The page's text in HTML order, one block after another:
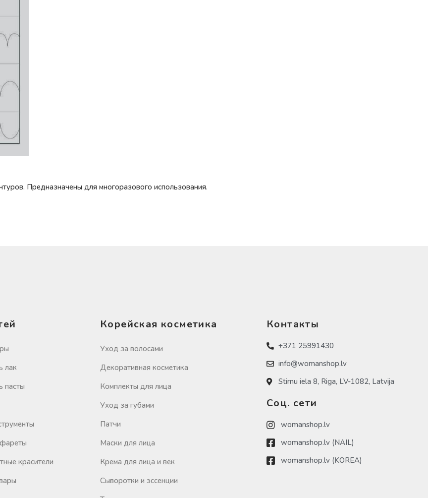
Предназначены для многоразового использования.
лак
пасты
красители
Корейская косметика
Уход за волосами
Декоративная косметика
Комплекты для лица
Уход за губами
Патчи
Маски для лица
Крема для лица и век
Сыворотки и эссенции
Контакты
+371 25991430
info@womanshop.lv
Stirnu iela 8, Riga, LV-1082, Latvija
Соц. сети
womanshop.lv
womanshop.lv (NAIL)
womanshop.lv (KOREA)